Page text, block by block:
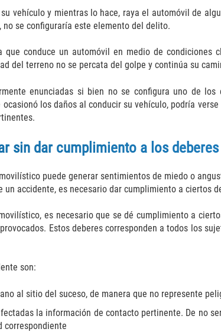
vehículo y mientras lo hace, raya el automóvil de
se configuraría este elemento del delito.
que conduce un automóvil en medio de
del terreno no se percata del golpe y continúa su
enunciadas si bien no se configura uno de
los daños al conducir su vehículo, podría
sin dar cumplimiento a los
puede generar sentimientos de miedo o
un accidente, es necesario dar cumplimiento a ciertos
es necesario que se dé cumplimiento a
Estos deberes corresponden a todos los
son:
al sitio del suceso, de manera que no represente
la información de contacto pertinente. De no
correspondiente